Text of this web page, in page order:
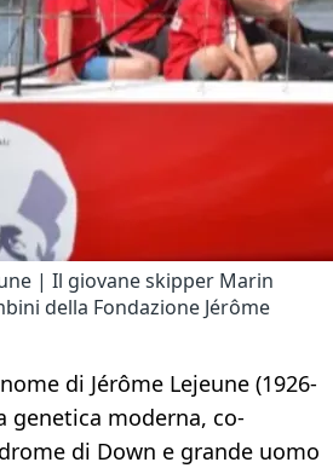
| Il giovane skipper Marin
della Fondazione Jérôme
di Jérôme Lejeune (1926-
genetica moderna, co-
di Down e grande uomo